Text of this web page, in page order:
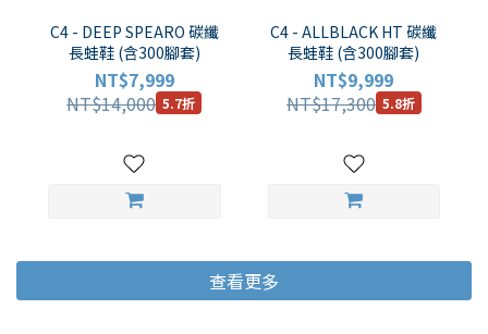
C4 - DEEP SPEARO 碳纖
長蛙鞋 (含300腳套)
NT$7,999
NT$14,000 5.7折
C4 - ALLBLACK HT 碳纖
長蛙鞋 (含300腳套)
NT$9,999
NT$17,300 5.8折
查看更多